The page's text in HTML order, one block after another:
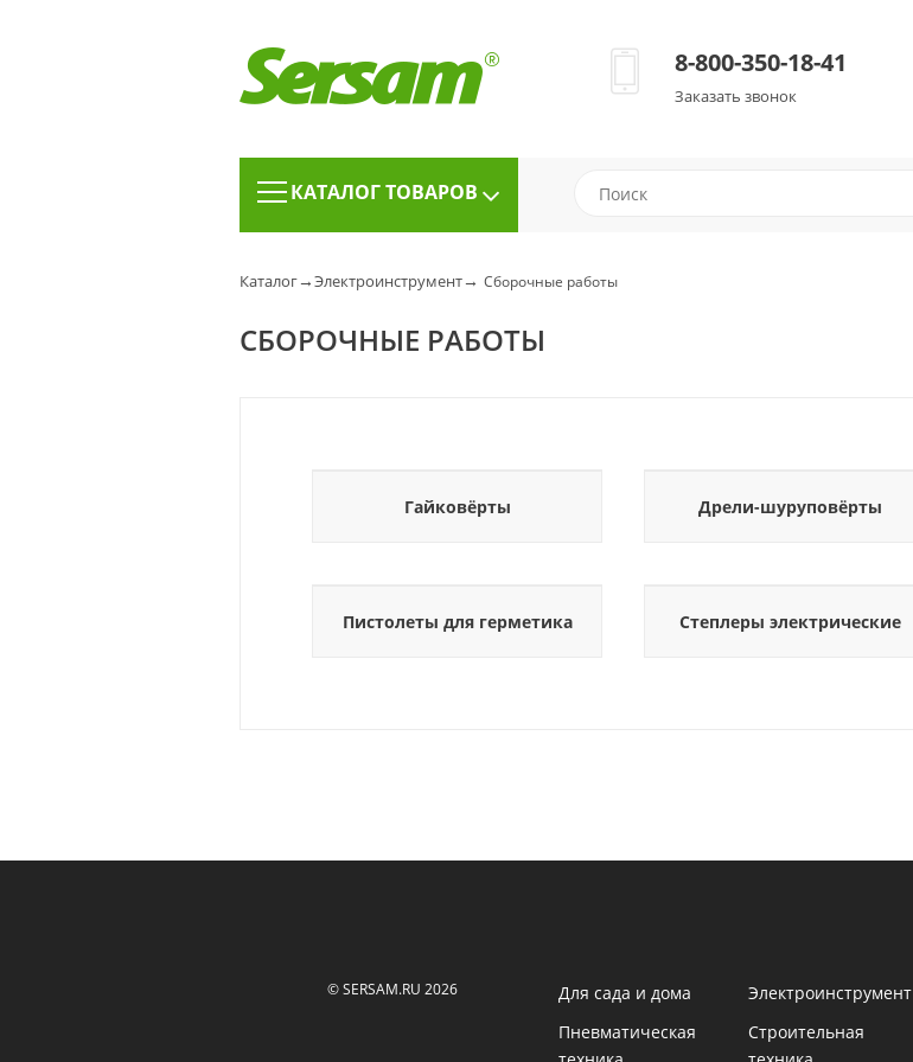
8-800-350-18-41
Заказать звонок
КАТАЛОГ ТОВАРОВ
Каталог→Электроинструмент→ Сборочные работы
СБОРОЧНЫЕ РАБОТЫ
Гайковёрты Дрели-шуруповёрты
Пистолеты для герметика Степлеры электрические
© SERSAM.RU 2026 Для сада и дома
Электроинструмент
Пневматическая
Строительная